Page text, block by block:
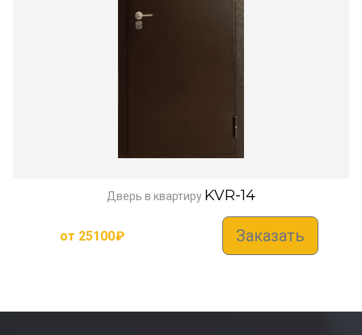
Дверь в квартиру KVR-14
от 25100₽ Заказать